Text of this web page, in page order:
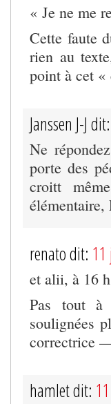
« Je ne me
Cette faute
rien au
point à cet
Janssen J-J dit:
Ne
porte des
croitt
renato dit:
et alii, à 16
Pas tout à
soulignées
correctrice
hamlet dit: